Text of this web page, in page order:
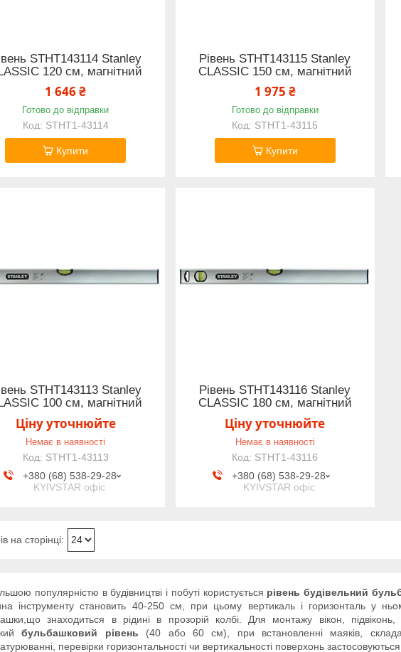
STHT143114 Stanley
120 см, магнітний
1 646 ₴
Готово до відправки
STHT1-43114
Купити
Рівень STHT143115 Stanley
CLASSIC 150 см, магнітний
1 975 ₴
Готово до відправки
STHT1-43115
Купити
STHT143113 Stanley
100 см, магнітний
Ціну уточнюйте
Немає в наявності
STHT1-43113
+380 (68) 538-29-28
KYIVSTAR офіс
Рівень STHT143116 Stanley
CLASSIC 180 см, магнітний
Ціну уточнюйте
Немає в наявності
STHT1-43116
+380 (68) 538-29-28
KYIVSTAR офіс
популярністю в будівництві і побуті користується рівень будівельний
інструменту становить 40-250 см, при цьому вертикаль і горизонталь у
знаходиться в рідині в прозорій колбі. Для монтажу вікон, підвіконь,
бульбашковий рівень (40 або 60 см), при встановленні маяків,
перевірки горизонтальності чи вертикальності поверхонь застосовуються